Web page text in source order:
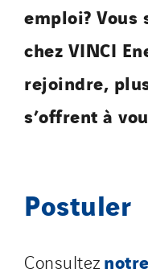
emploi?
chez VINCI
rejoindre,
s’offrent à
Postuler
Consultez
VINCI Stiftung
Austria
Belgium
Danemark
Indonesia